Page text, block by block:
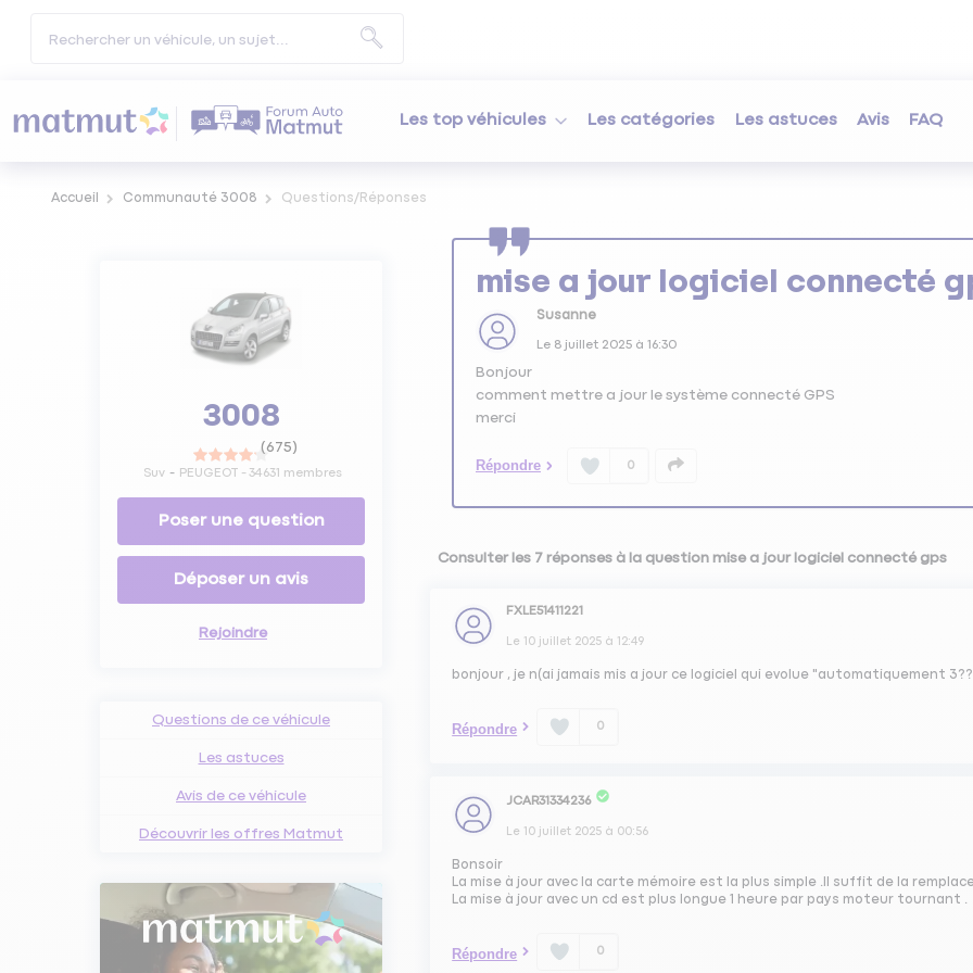
Les top véhicules Les catégories Les astuces Avis FAQ
Accueil Communauté 3008 Questions/Réponses
3008
(675)
Suv PEUGEOT - 34631 membres
Poser une question
Déposer un avis
Rejoindre
Questions de ce véhicule
Les astuces
Avis de ce véhicule
Découvrir les offres Matmut
mise a jour logiciel connecté
Susanne
Le 8 juillet 2025à 16:30
Bonjour
comment mettre a jour le système connecté GPS
merci
Répondre 0
Consulter les 7 réponses à la question mise a jour logiciel connecté gps
FXLE51411221
Le 10 juillet 2025 à 12:49
bonjour , je n(ai jamais mis a jour ce logiciel qui evolue "automatiquement
Répondre 0
JCAR31334236
Le 10 juillet 2025 à 00:56
Bonsoir
La mise à jour avec la carte mémoire est la plus simple .Il suffit de la
La mise à jour avec un cd est plus longue 1 heure par pays moteur tournant .
Répondre 0